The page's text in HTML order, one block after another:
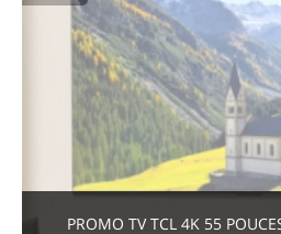
PROMO TV TCL 4K 55